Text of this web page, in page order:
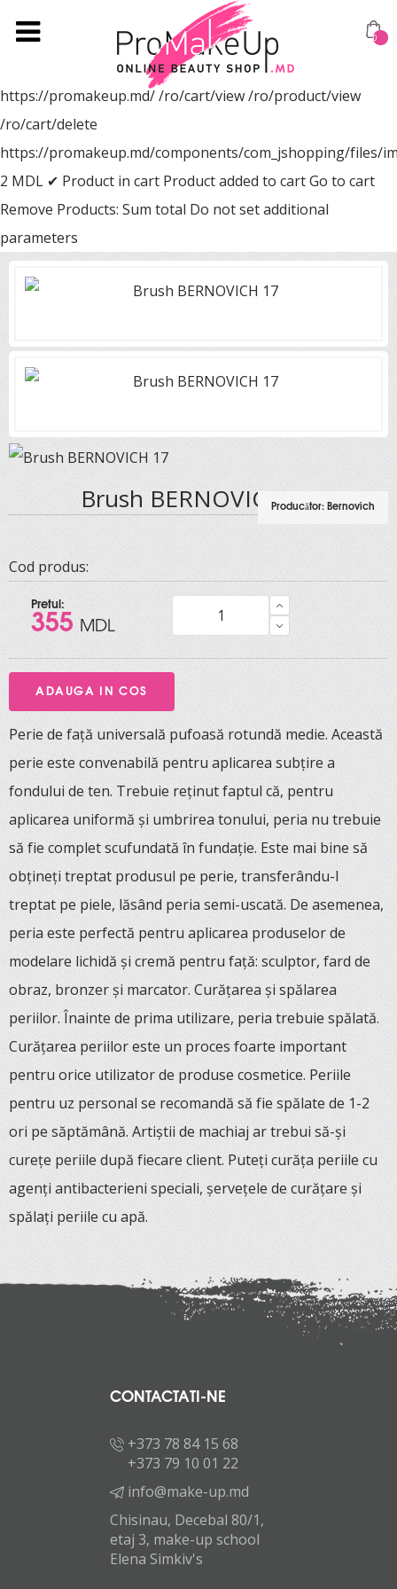
0
https://promakeup.md//ro/cart/view/ro/product/view
/ro/cart/delete
https://promakeup.md/components/com_jshopping/files/
2 MDL ✔ Product in cart Product added to cartGo to cart
Remove Products: Sum total Do not set additional
parameters
Brush BERNOVICH 17
Producător: Bernovich
Cod produs:
Pretul:
355 MDL
Perie de față universală pufoasă rotundă medie. Această
perie este convenabilă pentru aplicarea subțire a
fondului de ten. Trebuie reținut faptul că, pentru
aplicarea uniformă și umbrirea tonului, peria nu trebuie
să fie complet scufundată în fundație. Este mai bine să
obțineți treptat produsul pe perie, transferându-l
treptat pe piele, lăsând peria semi-uscată. De asemenea,
peria este perfectă pentru aplicarea produselor de
modelare lichidă și cremă pentru față: sculptor, fard de
obraz, bronzer și marcator. Curățarea și spălarea
periilor. Înainte de prima utilizare, peria trebuie spălată.
Curățarea periilor este un proces foarte important
pentru orice utilizator de produse cosmetice. Periile
pentru uz personal se recomandă să fie spălate de 1-2
ori pe săptămână. Artiștii de machiaj ar trebui să-și
curețe periile după fiecare client. Puteți curăța periile cu
agenți antibacterieni speciali, șervețele de curățare și
spălați periile cu apă.
CONTACTATI-NE
+373 78 84 15 68
+373 79 10 01 22
info@make-up.md
Chisinau, Decebal 80/1,
etaj 3, make-up school
Elena Simkiv's